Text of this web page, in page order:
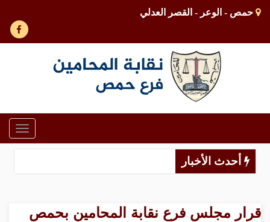
حمص - الوعر - القصر العدلي
أحدث الأخبار
قرار مجلس فرع نقابة المحامين بحمص